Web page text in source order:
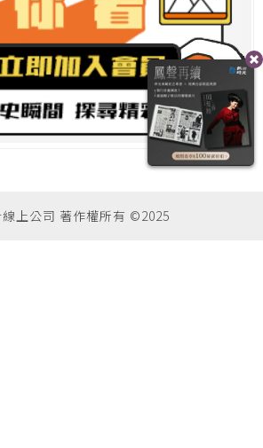
上公司 著作權所有 ©2025